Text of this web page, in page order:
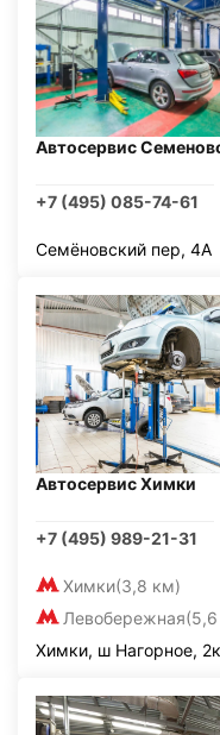
Автосервис
+7 (495) 085-74-61
Семёновский пер, 4А
Автосервис Химки
+7 (495) 989-21-31
Химки(3,8 км)
Левобережная
Химки, ш Нагорное,